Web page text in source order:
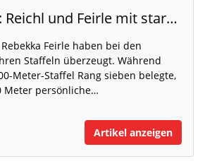
Eugene Tag 5: Reichl und Feirle mit starken Staffel-Ergebnissen
Feirle haben bei den
Staffeln überzeugt. Während
Meter-Staffel Rang sieben belegte,
Meter persönliche…
Artikel anzeigen